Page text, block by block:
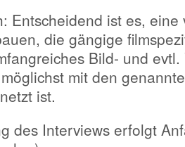
Entscheidend ist es,
die gängige
Bild- und
mit den
ist.
des Interviews erfolgt